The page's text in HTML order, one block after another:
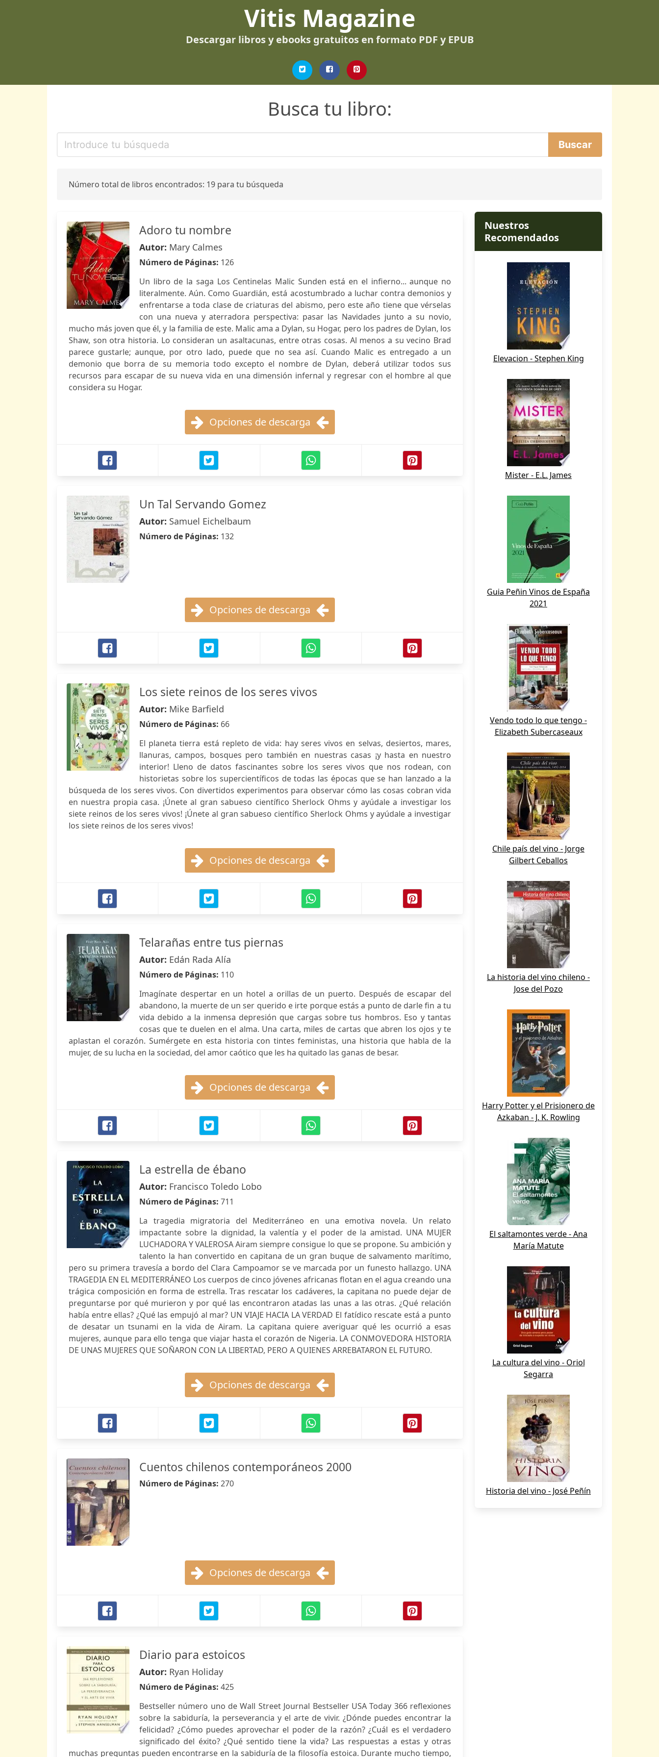
Vitis Magazine
Descargar libros y ebooks gratuitos en formato PDF y EPUB
Busca tu libro:
Número total de libros encontrados: 19 para tu búsqueda
Adoro tu nombre
Autor: Mary Calmes
Número de Páginas: 126
Un libro de la saga Los Centinelas Malic Sunden está en el infierno... aunque no
literalmente. Aún. Como Guardián, está acostumbrado a luchar contra demonios y
enfrentarse a toda clase de criaturas del abismo, pero este año tiene que vérselas
con una nueva y aterradora perspectiva: pasar las Navidades junto a su novio,
mucho más joven que él, y la familia de este. Malic ama a Dylan, su Hogar, pero los padres de Dylan, los
Shaw, son otra historia. Lo consideran un asaltacunas, entre otras cosas. Al menos a su vecino Brad
parece gustarle; aunque, por otro lado, puede que no sea así. Cuando Malic es entregado a un
demonio que borra de su memoria todo excepto el nombre de Dylan, deberá utilizar todos sus
recursos para escapar de su nueva vida en una dimensión infernal y regresar con el hombre al que
considera su Hogar.
Opciones de descarga
Un Tal Servando Gomez
Autor: Samuel Eichelbaum
Número de Páginas: 132
Opciones de descarga
Los siete reinos de los seres vivos
Autor: Mike Barfield
Número de Páginas: 66
El planeta tierra está repleto de vida: hay seres vivos en selvas, desiertos, mares,
llanuras, campos, bosques pero también en nuestras casas ¡y hasta en nuestro
interior! Lleno de datos fascinantes sobre los seres vivos que nos rodean, con
historietas sobre los supercientíficos de todas las épocas que se han lanzado a la
búsqueda de los seres vivos. Con divertidos experimentos para observar cómo las cosas cobran vida
en nuestra propia casa. ¡Únete al gran sabueso científico Sherlock Ohms y ayúdale a investigar los
siete reinos de los seres vivos! ¡Únete al gran sabueso científico Sherlock Ohms y ayúdale a investigar
los siete reinos de los seres vivos!
Opciones de descarga
Telarañas entre tus piernas
Autor: Edán Rada Alía
Número de Páginas: 110
Imagínate despertar en un hotel a orillas de un puerto. Después de escapar del
abandono, la muerte de un ser querido e irte porque estás a punto de darle fin a tu
vida debido a la inmensa depresión que cargas sobre tus hombros. Eso y tantas
cosas que te duelen en el alma. Una carta, miles de cartas que abren los ojos y te
aplastan el corazón. Sumérgete en esta historia con tintes feministas, una historia que habla de la
mujer, de su lucha en la sociedad, del amor caótico que les ha quitado las ganas de besar.
Opciones de descarga
La estrella de ébano
Autor: Francisco Toledo Lobo
Número de Páginas: 711
La tragedia migratoria del Mediterráneo en una emotiva novela. Un relato
impactante sobre la dignidad, la valentía y el poder de la amistad. UNA MUJER
LUCHADORA Y VALEROSA Airam siempre consigue lo que se propone. Su ambición y
talento la han convertido en capitana de un gran buque de salvamento marítimo,
pero su primera travesía a bordo del Clara Campoamor se ve marcada por un funesto hallazgo. UNA
TRAGEDIA EN EL MEDITERRÁNEO Los cuerpos de cinco jóvenes africanas flotan en el agua creando una
trágica composición en forma de estrella. Tras rescatar los cadáveres, la capitana no puede dejar de
preguntarse por qué murieron y por qué las encontraron atadas las unas a las otras. ¿Qué relación
había entre ellas? ¿Qué las empujó al mar? UN VIAJE HACIA LA VERDAD El fatídico rescate está a punto
de desatar un tsunami en la vida de Airam. La capitana quiere averiguar qué les ocurrió a esas
mujeres, aunque para ello tenga que viajar hasta el corazón de Nigeria. LA CONMOVEDORA HISTORIA
DE UNAS MUJERES QUE SOÑARON CON LA LIBERTAD, PERO A QUIENES ARREBATARON EL FUTURO.
Opciones de descarga
Cuentos chilenos contemporáneos 2000
Número de Páginas: 270
Opciones de descarga
Diario para estoicos
Autor: Ryan Holiday
Número de Páginas: 425
Bestseller número uno de Wall Street Journal Bestseller USA Today 366 reflexiones
sobre la sabiduría, la perseverancia y el arte de vivir. ¿Dónde puedes encontrar la
felicidad? ¿Cómo puedes aprovechar el poder de la razón? ¿Cuál es el verdadero
significado del éxito? ¿Qué sentido tiene la vida? Las respuestas a estas y otras
muchas preguntas pueden encontrarse en la sabiduría de la filosofía estoica. Durante mucho tiempo,
Nuestros
Recomendados
Elevacion - Stephen King
Mister - E.L. James
Guia Peñin Vinos de España
2021
Vendo todo lo que tengo -
Elizabeth Subercaseaux
Chile país del vino - Jorge
Gilbert Ceballos
La historia del vino chileno -
Jose del Pozo
Harry Potter y el Prisionero de
Azkaban - J. K. Rowling
El saltamontes verde - Ana
María Matute
La cultura del vino - Oriol
Segarra
Historia del vino - José Peñín